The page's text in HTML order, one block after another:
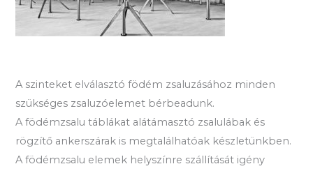
A szinteket elválasztó födém zsaluzásához minden
szükséges zsaluzóelemet bérbeadunk.
A födémzsalu táblákat alátámasztó zsalulábak és
rögzítő ankerszárak is megtalálhatóak készletünkben.
A födémzsalu elemek helyszínre szállítását igény